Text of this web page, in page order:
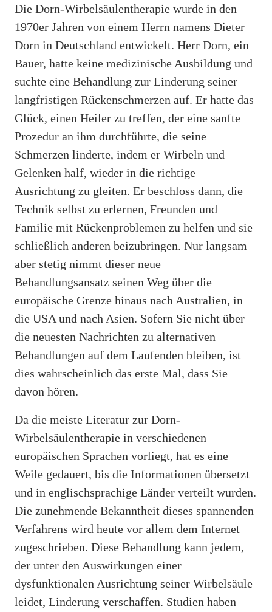
Die Dorn-Wirbelsäulentherapie wurde in den
1970er Jahren von einem Herrn namens Dieter
Dorn in Deutschland entwickelt. Herr Dorn, ein
Bauer, hatte keine medizinische Ausbildung und
suchte eine Behandlung zur Linderung seiner
langfristigen Rückenschmerzen auf. Er hatte das
Glück, einen Heiler zu treffen, der eine sanfte
Prozedur an ihm durchführte, die seine
Schmerzen linderte, indem er Wirbeln und
Gelenken half, wieder in die richtige
Ausrichtung zu gleiten. Er beschloss dann, die
Technik selbst zu erlernen, Freunden und
Familie mit Rückenproblemen zu helfen und sie
schließlich anderen beizubringen. Nur langsam
aber stetig nimmt dieser neue
Behandlungsansatz seinen Weg über die
europäische Grenze hinaus nach Australien, in
die USA und nach Asien. Sofern Sie nicht über
die neuesten Nachrichten zu alternativen
Behandlungen auf dem Laufenden bleiben, ist
dies wahrscheinlich das erste Mal, dass Sie
davon hören.
Da die meiste Literatur zur Dorn-
Wirbelsäulentherapie in verschiedenen
europäischen Sprachen vorliegt, hat es eine
Weile gedauert, bis die Informationen übersetzt
und in englischsprachige Länder verteilt wurden.
Die zunehmende Bekanntheit dieses spannenden
Verfahrens wird heute vor allem dem Internet
zugeschrieben. Diese Behandlung kann jedem,
der unter den Auswirkungen einer
dysfunktionalen Ausrichtung seiner Wirbelsäule
leidet, Linderung verschaffen. Studien haben